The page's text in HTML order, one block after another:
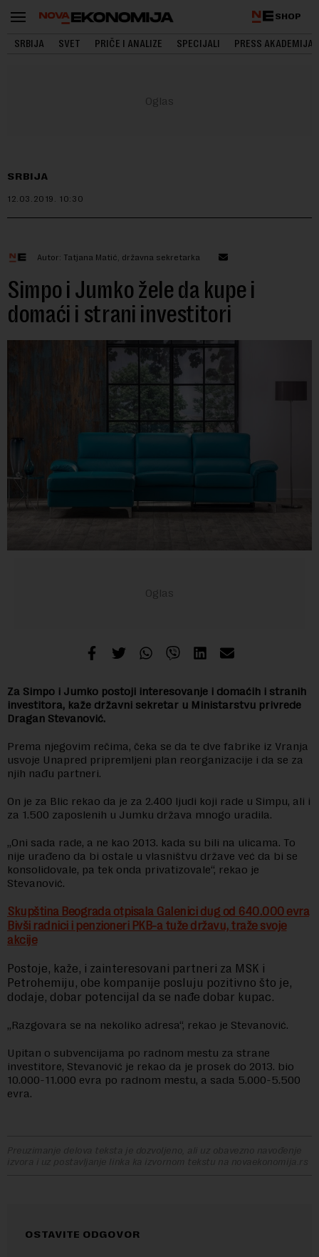
SHOP
SRBIJA SVET PRIČE I ANALIZE SPECIJALI PRESS AKADEMIJA
SRBIJA
12.03.2019. 10:30
Autor: Tatjana Matić, državna sekretarka
Simpo i Jumko žele da kupe i
domaći i strani investitori
Za Simpo i Jumko postoji interesovanje i domaćih i stranih
investitora, kaže državni sekretar u Ministarstvu privrede
Dragan Stevanović.
Prema njegovim rečima, čeka se da te dve fabrike iz Vranja
usvoje Unapred pripremljeni plan reorganizacije i da se za
njih nađu partneri.
On je za Blic rekao da je za 2.400 ljudi koji rade u Simpu, ali i
za 1.500 zaposlenih u Jumku država mnogo uradila.
„Oni sada rade, a ne kao 2013. kada su bili na ulicama. To
nije urađeno da bi ostale u vlasništvu države već da bi se
konsolidovale, pa tek onda privatizovale“, rekao je
Stevanović.
Skupština Beograda otpisala Galenici dug od 640.000 evra
Bivši radnici i penzioneri PKB-a tuže državu, traže svoje
akcije
Postoje, kaže, i zainteresovani partneri za MSK i
Petrohemiju, obe kompanije posluju pozitivno što je,
dodaje, dobar potencijal da se nađe dobar kupac.
„Razgovara se na nekoliko adresa“, rekao je Stevanović.
Upitan o subvencijama po radnom mestu za strane
investitore, Stevanović je rekao da je prosek do 2013. bio
10.000-11.000 evra po radnom mestu, a sada 5.000-5.500
evra.
Preuzimanje delova teksta je dozvoljeno, ali uz obavezno navođenje
izvora i uz postavljanje linka ka izvornom tekstu na novaekonomija.rs
OSTAVITE ODGOVOR